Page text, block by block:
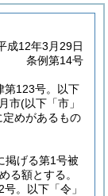
成12年3月29日
条例第14号
第123号。以下
市(以下「市」
めがあるもの
掲げる第1号被
る額とする。
。以下「令」